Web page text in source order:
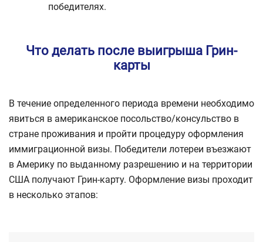
победителях.
Что делать после выигрыша Грин-
карты
В течение определенного периода времени необходимо
явиться в американское посольство/консульство в
стране проживания и пройти процедуру оформления
иммиграционной визы. Победители лотереи въезжают
в Америку по выданному разрешению и на территории
США получают Грин-карту. Оформление визы проходит
в несколько этапов: